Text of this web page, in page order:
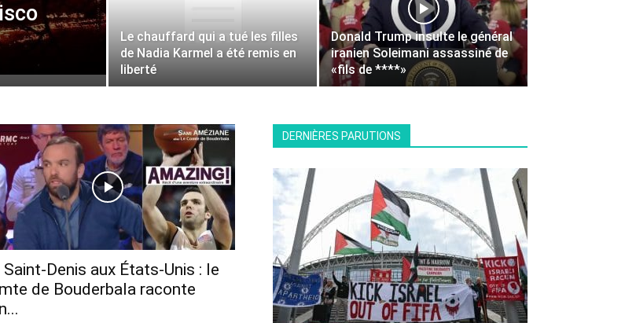
Le chauffard qui a tué les filles
de Nadia Karmel a été remis en
liberté
Donald Trump insulte le général
iranien Soleimani assassiné de
«fils de ****»
Saint-Denis aux États-Unis : le
de Bouderbala raconte
DERNIÈRES PARUTIONS